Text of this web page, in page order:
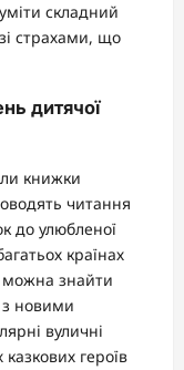
складний
страхами, що
дитячої
книжки
читання
до улюбленої
країнах
знайти
з новими
вуличні
героїв